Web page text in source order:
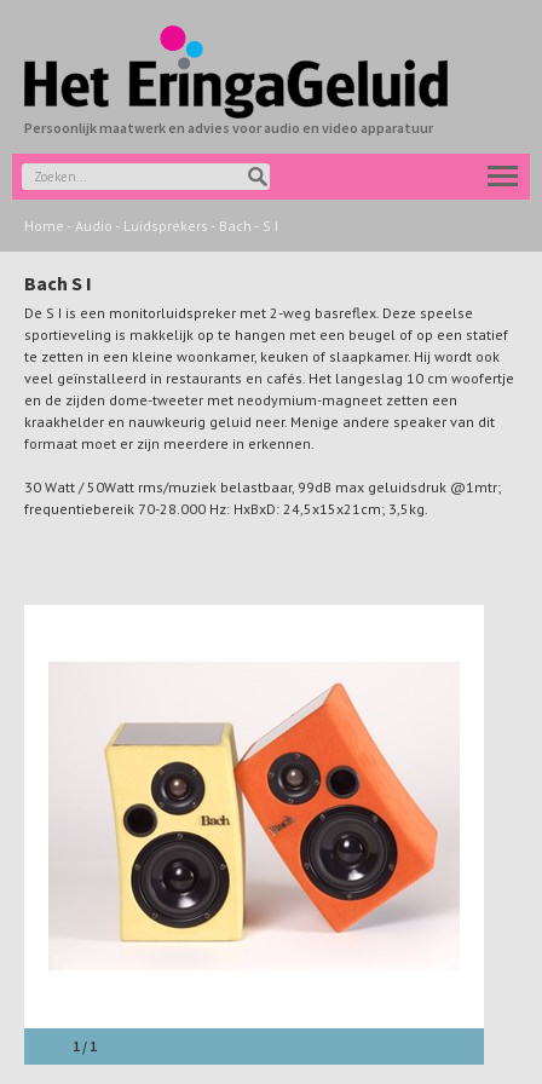
Persoonlijk maatwerk en advies voor audio en video apparatuur
Home - Audio - Luidsprekers - Bach - S I
Bach S I
De S I is een monitorluidspreker met 2-weg basreflex. Deze speelse
sportieveling is makkelijk op te hangen met een beugel of op een statief
te zetten in een kleine woonkamer, keuken of slaapkamer. Hij wordt ook
veel geïnstalleerd in restaurants en cafés. Het langeslag 10 cm woofertje
en de zijden dome-tweeter met neodymium-magneet zetten een
kraakhelder en nauwkeurig geluid neer. Menige andere speaker van dit
formaat moet er zijn meerdere in erkennen.
30 Watt / 50Watt rms/muziek belastbaar, 99dB max geluidsdruk @1mtr;
frequentiebereik 70-28.000 Hz: HxBxD: 24,5x15x21cm; 3,5kg.
1 / 1